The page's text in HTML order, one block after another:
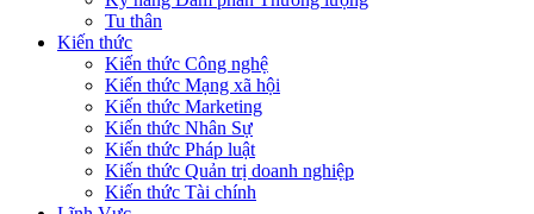
Tu thân
Kiến thức
Kiến thức Công nghệ
Kiến thức Mạng xã hội
Kiến thức Marketing
Kiến thức Nhân Sự
Kiến thức Pháp luật
Kiến thức Quản trị doanh nghiệp
Kiến thức Tài chính